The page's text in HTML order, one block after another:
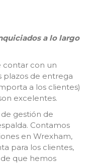
a lo largo
contar con un
plazos de entrega
a los clientes)
excelentes.
gestión de
Contamos
en Wrexham,
para los clientes,
que hemos